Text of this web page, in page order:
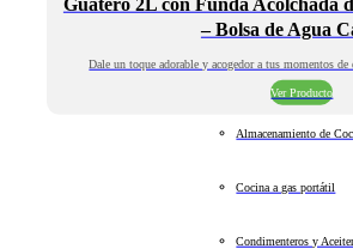
– Bolsa de Agua
Dale un toque adorable y acogedor a tus momentos de
Ver Producto
Almacenamiento de
Cocina a gas portátil
Condimenteros y